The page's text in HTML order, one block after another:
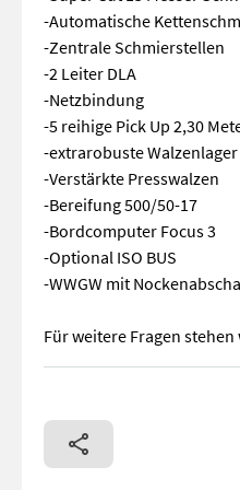
-Automatische
-Zentrale Schmierstellen
-2 Leiter DLA
-Netzbindung
-5 reihige Pick Up 2,30
-extrarobuste Walzenlager
-Verstärkte Presswalzen
-Bereifung 500/50-17
-Bordcomputer Focus 3
-Optional ISO BUS
-WWGW mit
Für weitere Fragen
Vicon Fixbale 500 -